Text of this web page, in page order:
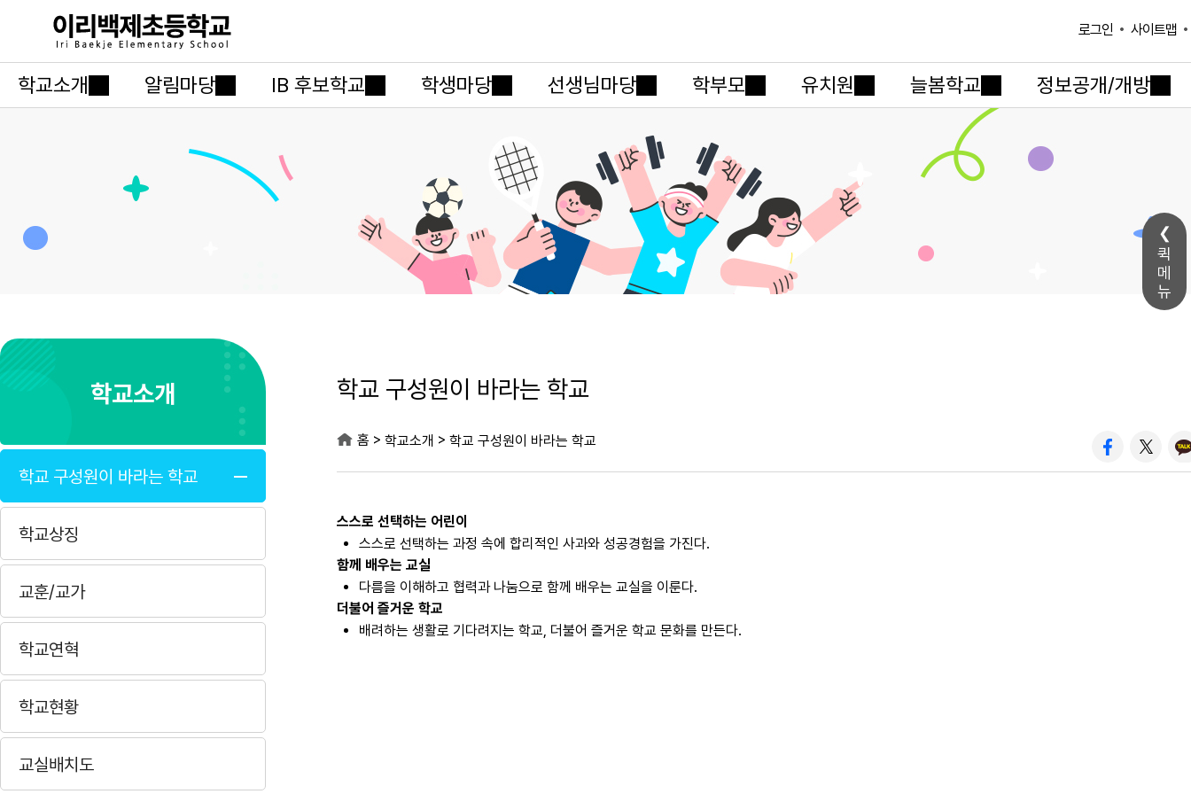
퀵
메
뉴
로그인 사이트맵
학교소개 알림마당 IB 후보학교 학생마당 선생님마당 학부모 유치원 늘봄학교 정보공개/개방
학교소개
학교 구성원이 바라는 학교
학교상징
교훈/교가
학교연혁
학교현황
교실배치도
학교 구성원이 바라는 학교
홈 > 학교소개 > 학교 구성원이 바라는 학교
스스로 선택하는 어린이
스스로 선택하는 과정 속에 합리적인 사과와 성공경험을 가진다.
함께 배우는 교실
다름을 이해하고 협력과 나눔으로 함께 배우는 교실을 이룬다.
더불어 즐거운 학교
배려하는 생활로 기다려지는 학교, 더불어 즐거운 학교 문화를 만든다.